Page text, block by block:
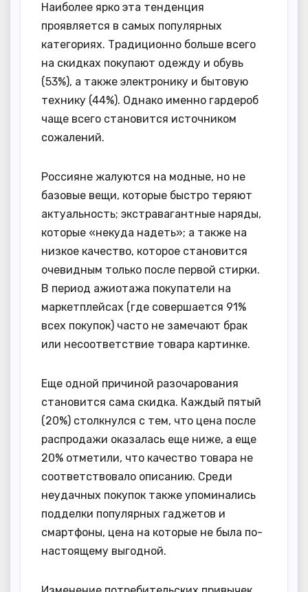
Наиболее ярко эта тенденция
проявляется в самых популярных
категориях. Традиционно больше всего
на скидках покупают одежду и обувь
(53%), а также электронику и бытовую
технику (44%). Однако именно гардероб
чаще всего становится источником
сожалений.
Россияне жалуются на модные, но не
базовые вещи, которые быстро теряют
актуальность; экстравагантные наряды,
которые «некуда надеть»; а также на
низкое качество, которое становится
очевидным только после первой стирки.
В период ажиотажа покупатели на
маркетплейсах (где совершается 91%
всех покупок) часто не замечают брак
или несоответствие товара картинке.
Еще одной причиной разочарования
становится сама скидка. Каждый пятый
(20%) столкнулся с тем, что цена после
распродажи оказалась еще ниже, а еще
20% отметили, что качество товара не
соответствовало описанию. Среди
неудачных покупок также упоминались
подделки популярных гаджетов и
смартфоны, цена на которые не была по-
настоящему выгодной.